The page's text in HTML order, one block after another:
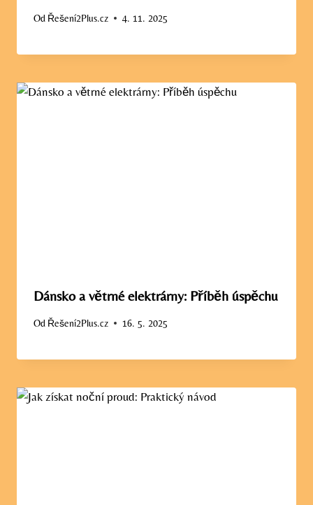
Od Řešení2Plus.cz 4. 11. 2025
Dánsko a větrné elektrárny: Příběh úspěchu
Od Řešení2Plus.cz 16. 5. 2025